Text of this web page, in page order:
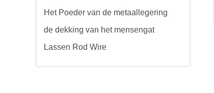
Het Poeder van de metaallegering
de dekking van het mensengat
Lassen Rod Wire